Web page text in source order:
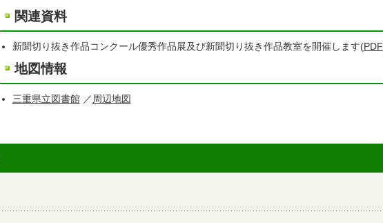
関連資料
新聞切り抜き作品コンクール優秀作品展及び新聞切り抜き作品教室を開催します(PDF
地図情報
三重県立図書館／ 周辺地図